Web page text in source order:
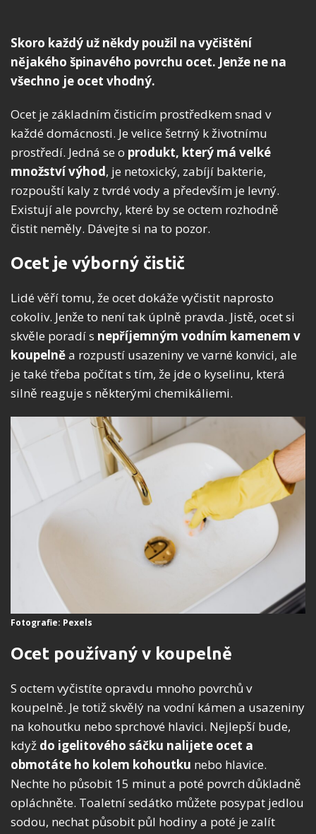
Skoro každý už někdy použil na vyčištění
nějakého špinavého povrchu ocet. Jenže ne na
všechno je ocet vhodný.
Ocet je základním čisticím prostředkem snad v
každé domácnosti. Je velice šetrný k životnímu
prostředí. Jedná se o produkt, který má velké
množství výhod, je netoxický, zabíjí bakterie,
rozpouští kaly z tvrdé vody a především je levný.
Existují ale povrchy, které by se octem rozhodně
čistit neměly. Dávejte si na to pozor.
Ocet je výborný čistič
Lidé věří tomu, že ocet dokáže vyčistit naprosto
cokoliv. Jenže to není tak úplně pravda. Jistě, ocet si
skvěle poradí s nepříjemným vodním kamenem v
koupelněa rozpustí usazeniny ve varné konvici, ale
je také třeba počítat s tím, že jde o kyselinu, která
silně reaguje s některými chemikáliemi.
Fotografie: Pexels
Ocet používaný v koupelně
S octem vyčistíte opravdu mnoho povrchů v
koupelně. Je totiž skvělý na vodní kámen a usazeniny
na kohoutku nebo sprchové hlavici. Nejlepší bude,
když do igelitového sáčku nalijete ocet a
obmotáte ho kolem kohoutku nebo hlavice.
Nechte ho působit 15 minut a poté povrch důkladně
opláchněte. Toaletní sedátko můžete posypat jedlou
sodou, nechat působit půl hodiny a poté je zalít